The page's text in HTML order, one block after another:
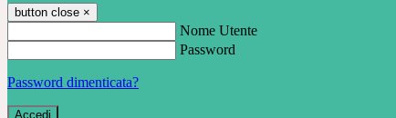
button close ×
Nome Utente
Password
Password dimenticata?